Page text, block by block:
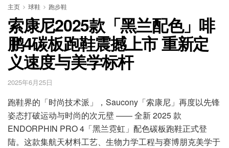
主页 球鞋 跑步鞋
索康尼2025款「黑兰配色」啡
鹏4碳板跑鞋震撼上市 重新定
义速度与美学标杆
2025年6月25日
跑鞋界的「时尚技术派」，Saucony「索康尼」再度以先锋
姿态打破运动与时尚的次元壁 —— 全新 2025 款
ENDORPHIN PRO 4「黑兰霓虹」配色碳板跑鞋正式登
陆。这款集航天材料工艺、生物力学工程与赛博朋克美学于